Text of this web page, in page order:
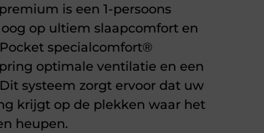
is een 1-persoons
op ultiem slaapcomfort en
specialcomfort®
optimale ventilatie en een
systeem zorgt ervoor dat uw
krijgt op de plekken waar het
heupen.